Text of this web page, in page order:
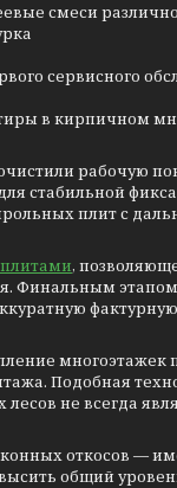
смеси
сервисного
в кирпичном
рабочую
стабильной
плит с
,
Финальным
Подобная
лесов не всегда
откосов —
общий